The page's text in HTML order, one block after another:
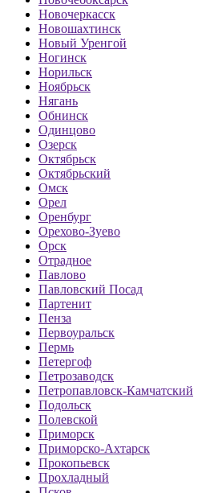
Новочеркасск
Новошахтинск
Новый Уренгой
Ногинск
Норильск
Ноябрьск
Нягань
Обнинск
Одинцово
Озерск
Октябрьск
Октябрьский
Омск
Орел
Оренбург
Орехово-Зуево
Орск
Отрадное
Павлово
Павловский Посад
Партенит
Пенза
Первоуральск
Пермь
Петергоф
Петрозаводск
Петропавловск-Камчатский
Подольск
Полевской
Приморск
Приморско-Ахтарск
Прокопьевск
Прохладный